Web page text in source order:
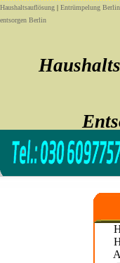
Haushaltsauflösung | Entrümpelung Berlin
entsorgen Berlin
Sofort noch